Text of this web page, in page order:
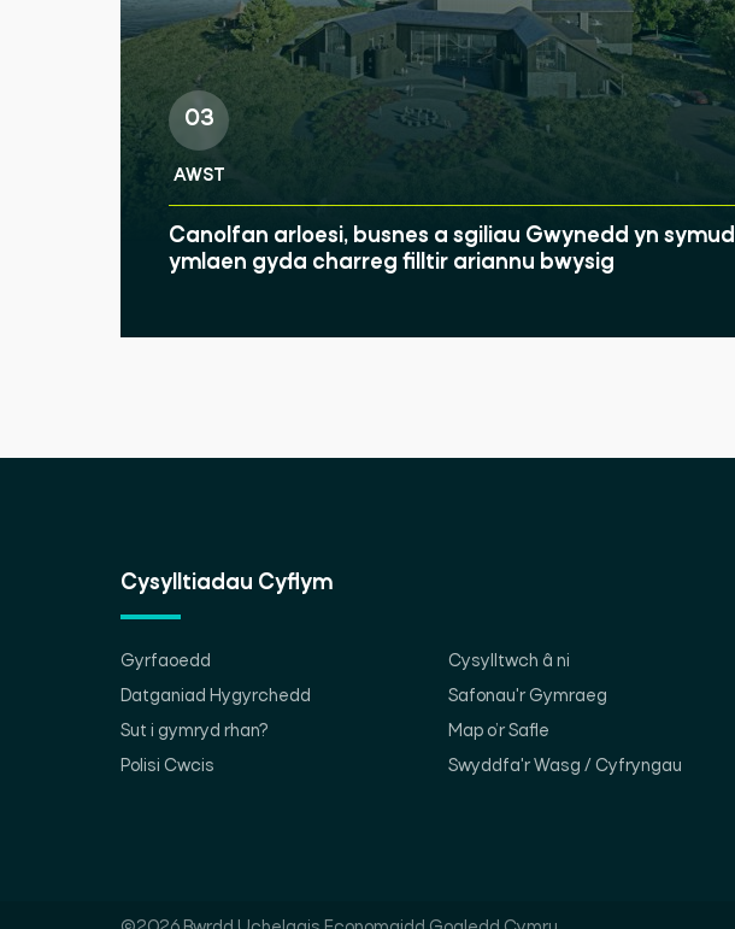
03
AWST
Canolfan arloesi, busnes a sgiliau Gwynedd yn symud
ymlaen gyda charreg filltir ariannu bwysig
Cysylltiadau Cyflym
Gyrfaoedd
Cysylltwch â ni
Datganiad Hygyrchedd
Safonau'r Gymraeg
Sut i gymryd rhan?
Map o’r Safle
Polisi Cwcis
Swyddfa'r Wasg / Cyfryngau